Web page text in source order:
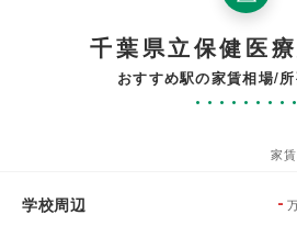
千葉県立保健医
おすすめ駅の家賃相場/
家
学校周辺 -